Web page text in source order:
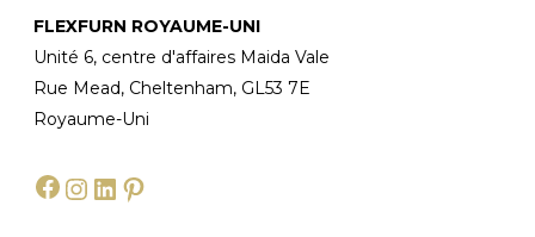
FLEXFURN ROYAUME-UNI
Unité 6, centre d'affaires Maida Vale
Rue Mead, Cheltenham, GL53 7E
Royaume-Uni
Facebook
Instagram
LinkedIn